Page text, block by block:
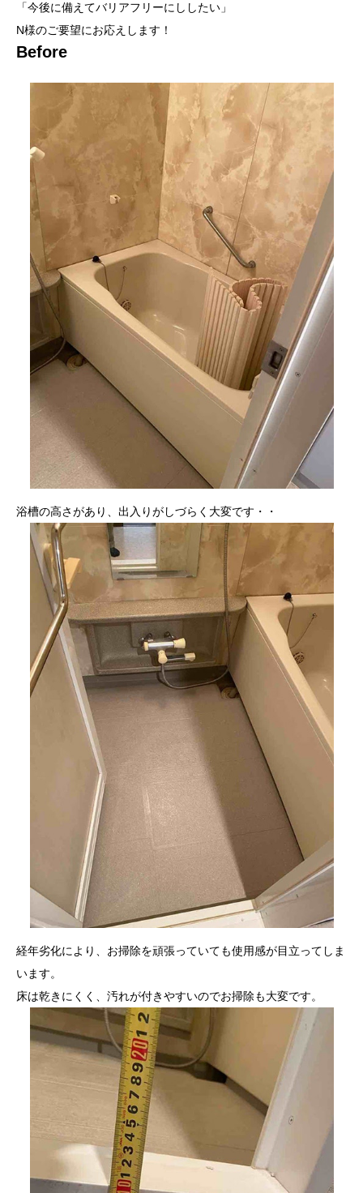
「今後に備えてバリアフリーにししたい」
N様のご要望にお応えします！
Before
浴槽の高さがあり、出入りがしづらく大変です・・
経年劣化により、お掃除を頑張っていても使用感が目立ってしま
います。
床は乾きにくく、汚れが付きやすいのでお掃除も大変です。